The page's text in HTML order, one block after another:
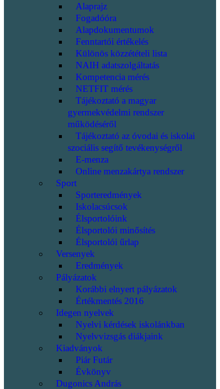
Alaprajz
Fogadóóra
Alapdokumentumok
Fenntartói értékelés
Különös közzétételi lista
NAIH adatszolgáltatás
Kompetencia mérés
NETFIT mérés
Tájékoztató a magyar
gyermekvédelmi rendszer
működéséről
Tájékoztató az óvodai és iskolai
szociális segítő tevékenységről
E-menza
Online menzakártya rendszer
Sport
Sporteredmények
Iskolacsúcsok
Élsportolóink
Élsportolói minősítés
Élsportolói űrlap
Versenyek
Eredmények
Pályázatok
Korábbi elnyert pályázatok
Értékmentés 2016
Idegen nyelvek
Nyelvi kérdések iskolánkban
Nyelvvizsgás diákjaink
Kiadványok
Piár Futár
Évkönyv
Dugonics András